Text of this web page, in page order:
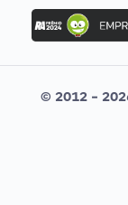
Concurso Ibama
Concurso MPU
Editais publicados
CONCURSOS POR
© 2012 -